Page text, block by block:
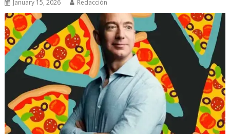
January 15, 2026 Redacción